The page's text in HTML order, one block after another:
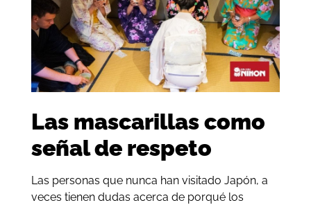
Las mascarillas como
señal de respeto
Las personas que nunca han visitado Japón, a
veces tienen dudas acerca de porqué los